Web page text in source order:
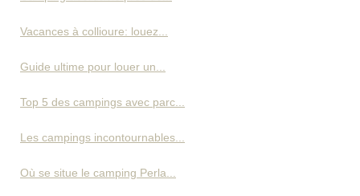
Vacances à collioure: louez...
Guide ultime pour louer un...
Top 5 des campings avec parc...
Les campings incontournables...
Où se situe le camping Perla...